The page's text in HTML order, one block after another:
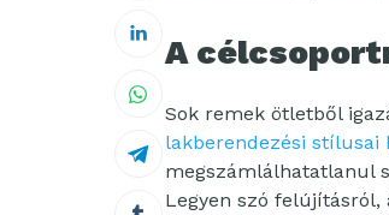
A
Sok remek ötletből
lakberendezési stílusai
megszámlálhatatlanul
Legyen szó